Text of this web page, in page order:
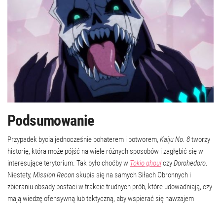
Podsumowanie
Przypadek bycia jednocześnie bohaterem i potworem, Kaiju No. 8tworzy
historię, która może pójść na wiele różnych sposobów i zagłębić się w
interesujące terytorium. Tak było choćby w Tokio ghoulczyDorohedoro.
Niestety, Mission Recon skupia się na samych Siłach Obronnych i
zbieraniu obsady postaci w trakcie trudnych prób, które udowadniają, czy
mają wiedzę ofensywną lub taktyczną, aby wspierać się nawzajem